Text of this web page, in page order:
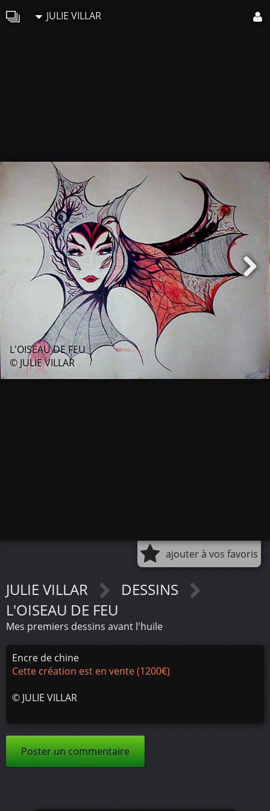
JULIE VILLAR
L'OISEAU DE FEU
© JULIE VILLAR
ajouter à vos favoris
JULIE VILLAR
DESSINS
L'OISEAU DE FEU
Mes premiers dessins avant l'huile
Encre de chine
Cette création est en vente (1200€)
© JULIE VILLAR
Poster un commentaire